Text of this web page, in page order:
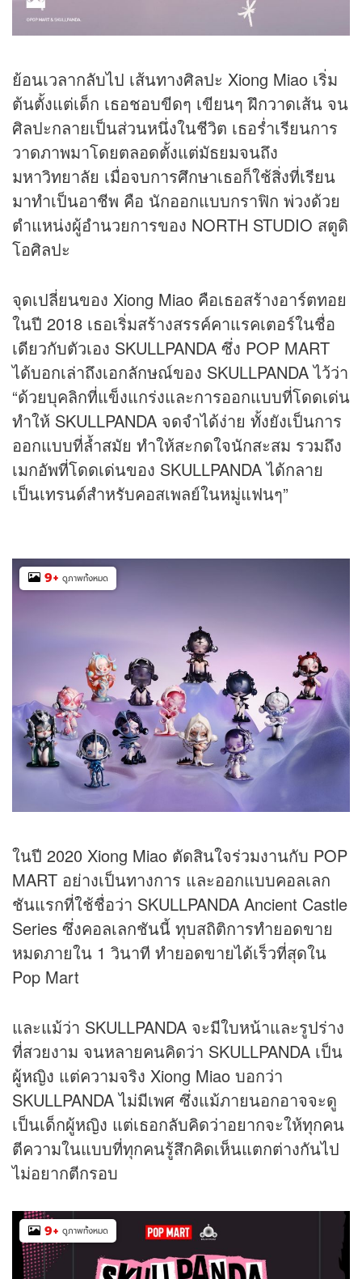
ย้อนเวลากลับไป เส้นทางศิลปะ Xiong Miao เริ่ม
ต้นตั้งแต่เด็ก เธอชอบขีดๆ เขียนๆ ฝึกวาดเส้น จน
ศิลปะกลายเป็นส่วนหนึ่งในชีวิต เธอร่ำเรียนการ
วาดภาพมาโดยตลอดตั้งแต่มัธยมจนถึง
มหาวิทยาลัย เมื่อจบการศึกษาเธอก็ใช้สิ่งที่เรียน
มาทำเป็นอาชีพ คือ นักออกแบบกราฟิก พ่วงด้วย
ตำแหน่งผู้อำนวยการของ NORTH STUDIO สตูดิ
โอศิลปะ
จุดเปลี่ยนของ Xiong Miao คือเธอสร้างอาร์ตทอย
ในปี 2018 เธอเริ่มสร้างสรรค์คาแรคเตอร์ในชื่อ
เดียวกับตัวเอง SKULLPANDA ซึ่ง POP MART
ได้บอกเล่าถึงเอกลักษณ์ของ SKULLPANDA ไว้ว่า
“ด้วยบุคลิกที่แข็งแกร่งและการออกแบบที่โดดเด่น
ทำให้ SKULLPANDA จดจำได้ง่าย ทั้งยังเป็นการ
ออกแบบที่ล้ำสมัย ทำให้สะกดใจนักสะสม รวมถึง
เมกอัพที่โดดเด่นของ SKULLPANDA ได้กลาย
เป็นเทรนด์สำหรับคอสเพลย์ในหมู่แฟนๆ”
9+ ดูภาพทั้งหมด
ในปี 2020 Xiong Miao ตัดสินใจร่วมงานกับ POP
MART อย่างเป็นทางการ และออกแบบคอลเลก
ชันแรกที่ใช้ชื่อว่า SKULLPANDA Ancient Castle
Series ซึ่งคอลเลกชันนี้ ทุบสถิติการทำยอดขาย
หมดภายใน 1 วินาที ทำยอดขายได้เร็วที่สุดใน
Pop Mart
และแม้ว่า SKULLPANDA จะมีใบหน้าและรูปร่าง
ที่สวยงาม จนหลายคนคิดว่า SKULLPANDA เป็น
ผู้หญิง แต่ความจริง Xiong Miao บอกว่า
SKULLPANDA ไม่มีเพศ ซึ่งแม้ภายนอกอาจจะดู
เป็นเด็กผู้หญิง แต่เธอกลับคิดว่าอยากจะให้ทุกคน
ตีความในแบบที่ทุกคนรู้สึกคิดเห็นแตกต่างกันไป
ไม่อยากตีกรอบ
9+ ดูภาพทั้งหมด